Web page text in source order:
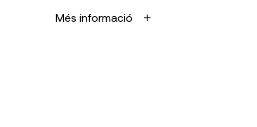
Més informació